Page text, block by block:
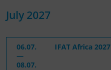
July 2027
06.07.
—
08.07.
IFAT Africa 2027